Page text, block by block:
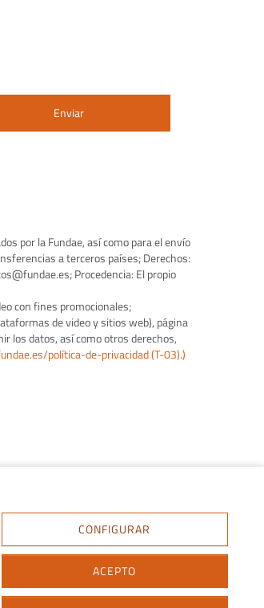
CONFIGURAR
ACEPTO
por la Fundae, así como para el envío
a terceros países; Derechos:
Procedencia: El propio
con fines promocionales;
de video y sitios web), página
los datos, así como otros derechos,
política-de-privacidad (T-03).)